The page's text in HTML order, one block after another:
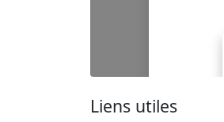
Liens utiles